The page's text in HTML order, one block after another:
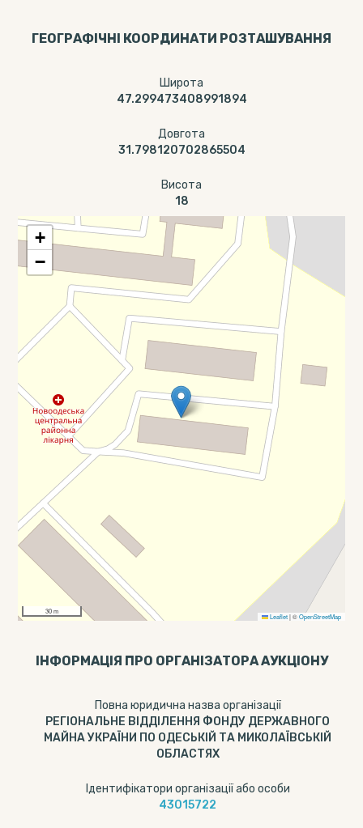
ГЕОГРАФІЧНІ КООРДИНАТИ РОЗТАШУВАННЯ
Широта
47.299473408991894
Довгота
31.798120702865504
Висота
18
+
−
30 m
Leaflet |©OpenStreetMap
ІНФОРМАЦІЯ ПРО ОРГАНІЗАТОРА АУКЦІОНУ
Повна юридична назва організації
РЕГІОНАЛЬНЕ ВІДДІЛЕННЯ ФОНДУ ДЕРЖАВНОГО
МАЙНА УКРАЇНИ ПО ОДЕСЬКІЙ ТА МИКОЛАЇВСЬКІЙ
ОБЛАСТЯХ
Ідентифікатори організації або особи
43015722